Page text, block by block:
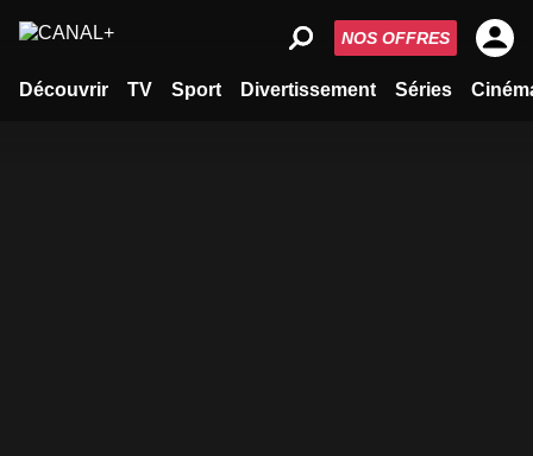
Découvrir TV Sport Divertissement Séries
NOS OFFRES